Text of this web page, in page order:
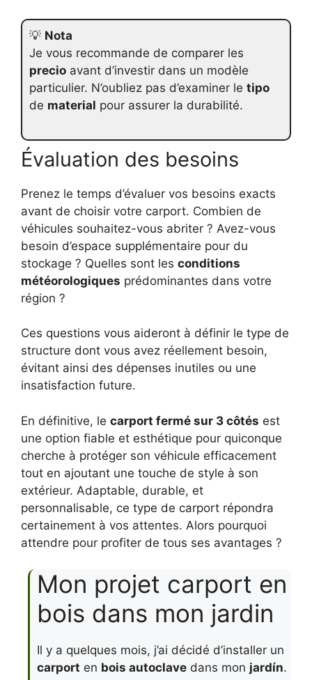
💡 Nota
Je vous recommande de comparer les
precio avant d’investir dans un modèle
particulier. N’oubliez pas d’examiner le tipo
de material pour assurer la durabilité.
Évaluation des besoins
Prenez le temps d’évaluer vos besoins exacts
avant de choisir votre carport. Combien de
véhicules souhaitez-vous abriter ? Avez-vous
besoin d’espace supplémentaire pour du
stockage ? Quelles sont les conditions
météorologiques prédominantes dans votre
région ?
Ces questions vous aideront à définir le type de
structure dont vous avez réellement besoin,
évitant ainsi des dépenses inutiles ou une
insatisfaction future.
En définitive, le carport fermé sur 3 côtés est
une option fiable et esthétique pour quiconque
cherche à protéger son véhicule efficacement
tout en ajoutant une touche de style à son
extérieur. Adaptable, durable, et
personnalisable, ce type de carport répondra
certainement à vos attentes. Alors pourquoi
attendre pour profiter de tous ses avantages ?
Mon projet carport en
bois dans mon jardin
Il y a quelques mois, j’ai décidé d’installer un
carport en bois autoclave dans mon jardín.